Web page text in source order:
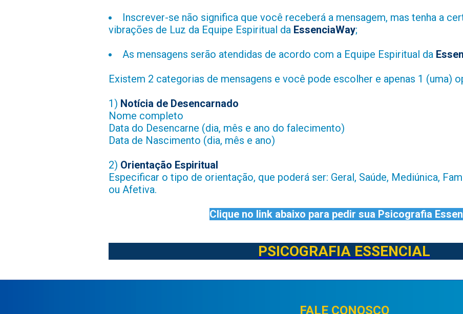
Inscrever-se não significa que você receberá a mensagem, mas tenha a
vibrações de Luz da Equipe Espiritual da EssenciaWay;
As mensagens serão atendidas de acordo com a Equipe Espiritual da
Existem 2 categorias de mensagens e você pode escolher e apenas 1 (uma)
1) Notícia de Desencarnado
Nome completo
Data do Desencarne (dia, mês e ano do falecimento)
Data de Nascimento (dia, mês e ano)
2) Orientação Espiritual
Especificar o tipo de orientação, que poderá ser: Geral, Saúde, Mediúnica,
ou Afetiva.
Clique no link abaixo para pedir sua Psicografia
PSICOGRAFIA ESSENCIAL
FALE CONOSCO